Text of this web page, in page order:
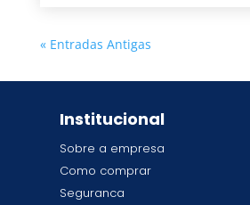
« Entradas Antigas
Institucional
Sobre a empresa
Como comprar
Seguranca